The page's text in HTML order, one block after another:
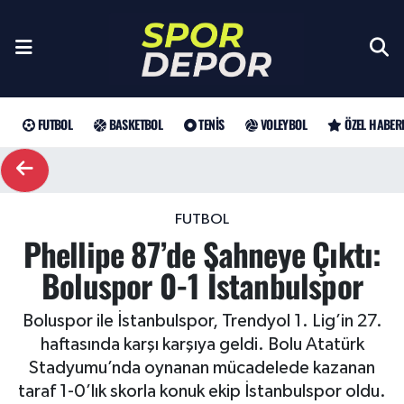
FUTBOL BASKETBOL TENIS VOLEYBOL ÖZEL
FUTBOL
Phellipe 87’de Sahneye Çıktı:
Boluspor 0-1 İstanbulspor
Boluspor ile İstanbulspor, Trendyol 1. Lig’in 27.
haftasında karşı karşıya geldi. Bolu Atatürk
Stadyumu’nda oynanan mücadelede kazanan
taraf 1-0’lık skorla konuk ekip İstanbulspor oldu.
Trendyol Süper Lig
Şampiyonlar Ligi
UEFA Avrupa Ligi
Avrupa Konferans Ligi
Türkiye Basketbol Ligi
Sultanlar Ligi
Özel Haberler
Muhabirler
Arama
Şampiyonlar Ligi
UEFA Avrupa Ligi
Avrupa Konferans Ligi
Trendyol Süper Lig
Nöbetçi Eczaneler
Tüm Manşetler
Son Dakika Haberleri
Haber Arşivi